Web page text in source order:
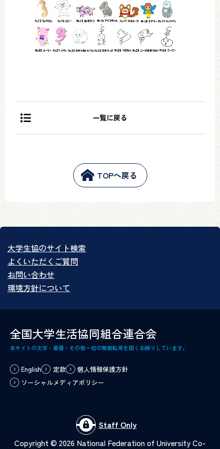
一覧に戻る
TOPへ戻る
大学生協のサイト検索
よくいただくご質問
お問い合わせ
環境方針について
English 定款
個人情報保護方針
ソーシャルメディアポリシー
全国大学生活協同組合連合会
本サイトの文字・画像・その他一切の無断転用を固くお断りしています。
Staff Only
Copyright © 2026 National Federation of University Co-